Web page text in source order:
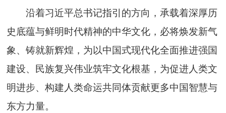
沿着习近平总书记指引的方向，承载着深厚历
史底蕴与鲜明时代精神的中华文化，必将焕发新气
象、铸就新辉煌，为以中国式现代化全面推进强国
建设、民族复兴伟业筑牢文化根基，为促进人类文
明进步、构建人类命运共同体贡献更多中国智慧与
东方力量。